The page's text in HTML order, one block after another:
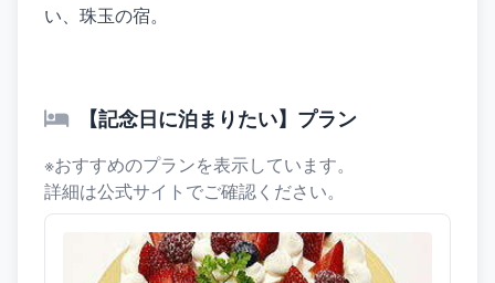
い、珠玉の宿。
【記念日に泊まりたい】プラン
※おすすめのプランを表示しています。
詳細は公式サイトでご確認ください。